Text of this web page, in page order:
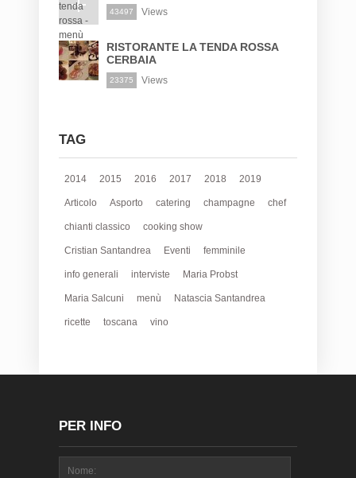
43497 Views
RISTORANTE LA TENDA ROSSA
CERBAIA
23375 Views
TAG
2014 2015 2016 2017 2018 2019
Articolo Asporto catering champagne chef
chianti classico cooking show
Cristian Santandrea Eventi femminile
info generali interviste Maria Probst
Maria Salcuni menù Natascia Santandrea
ricette toscana vino
PER INFO